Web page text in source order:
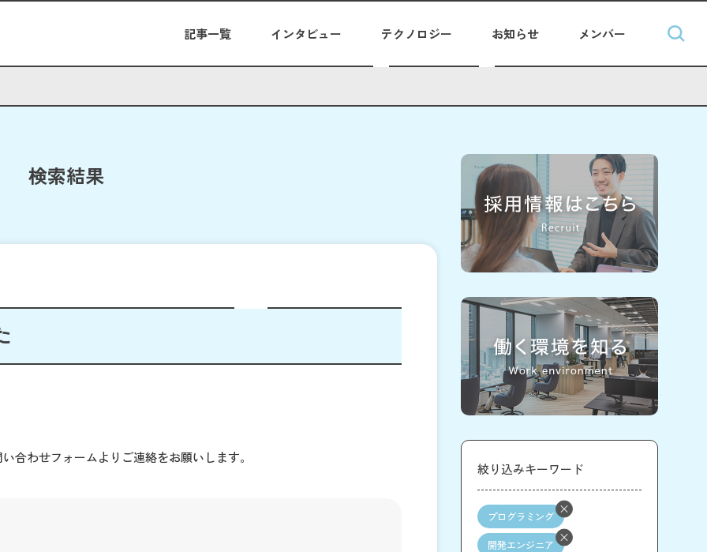
記事一覧 インタビュー テクノロジー お知らせ メンバー
検索結果
合わせフォームよりご連絡をお願いします。
絞り込みキーワード
プログラミング
開発エンジニア